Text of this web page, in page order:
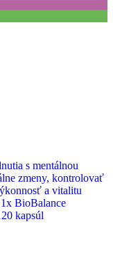
s mentálnou
zmeny, kontrolovať
a vitalitu
BioBalance
kapsúl